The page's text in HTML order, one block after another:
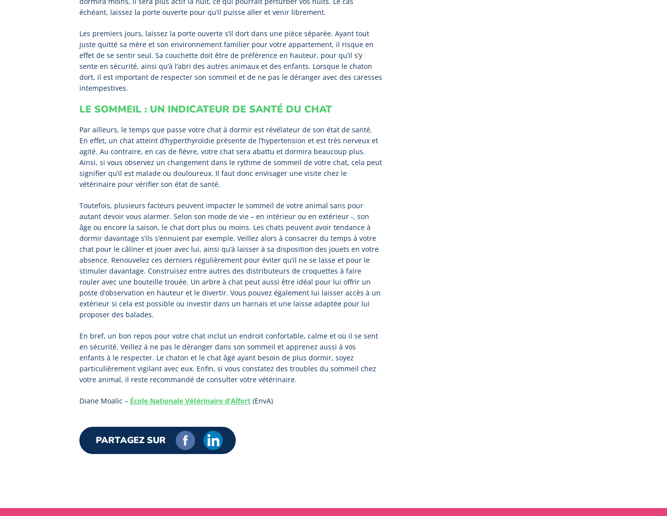
échéant, laissez la porte ouverte pour qu’il puisse aller et venir librement.
Les premiers jours, laissez la porte ouverte s’il dort dans une pièce séparée. Ayant tout
juste quitté sa mère et son environnement familier pour votre appartement, il risque en
effet de se sentir seul. Sa couchette doit être de préférence en hauteur, pour qu’il s’y
sente en sécurité, ainsi qu’à l’abri des autres animaux et des enfants. Lorsque le chaton
dort, il est important de respecter son sommeil et de ne pas le déranger avec des caresses
intempestives.
LE SOMMEIL : UN INDICATEUR DE SANTÉ DU CHAT
Par ailleurs, le temps que passe votre chat à dormir est révélateur de son état de santé.
En effet, un chat atteint d’hyperthyroïdie présente de l’hypertension et est très nerveux et
agité. Au contraire, en cas de fièvre, votre chat sera abattu et dormira beaucoup plus.
Ainsi, si vous observez un changement dans le rythme de sommeil de votre chat, cela peut
signifier qu’il est malade ou douloureux. Il faut donc envisager une visite chez le
vétérinaire pour vérifier son état de santé.
Toutefois, plusieurs facteurs peuvent impacter le sommeil de votre animal sans pour
autant devoir vous alarmer. Selon son mode de vie – en intérieur ou en extérieur -, son
âge ou encore la saison, le chat dort plus ou moins. Les chats peuvent avoir tendance à
dormir davantage s’ils s’ennuient par exemple. Veillez alors à consacrer du temps à votre
chat pour le câliner et jouer avec lui, ainsi qu’à laisser à sa disposition des jouets en votre
absence. Renouvelez ces derniers régulièrement pour éviter qu’il ne se lasse et pour le
stimuler davantage. Construisez entre autres des distributeurs de croquettes à faire
rouler avec une bouteille trouée. Un arbre à chat peut aussi être idéal pour lui offrir un
poste d’observation en hauteur et le divertir. Vous pouvez également lui laisser accès à un
extérieur si cela est possible ou investir dans un harnais et une laisse adaptée pour lui
proposer des balades.
En bref, un bon repos pour votre chat inclut un endroit confortable, calme et où il se sent
en sécurité. Veillez à ne pas le déranger dans son sommeil et apprenez aussi à vos
enfants à le respecter. Le chaton et le chat âgé ayant besoin de plus dormir, soyez
particulièrement vigilant avec eux. Enfin, si vous constatez des troubles du sommeil chez
votre animal, il reste recommandé de consulter votre vétérinaire.
Diane Moalic – École Nationale Vétérinaire d’Alfort (EnvA)
PARTAGEZ SUR